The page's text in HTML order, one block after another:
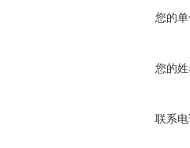
您的单
您的姓
联系电